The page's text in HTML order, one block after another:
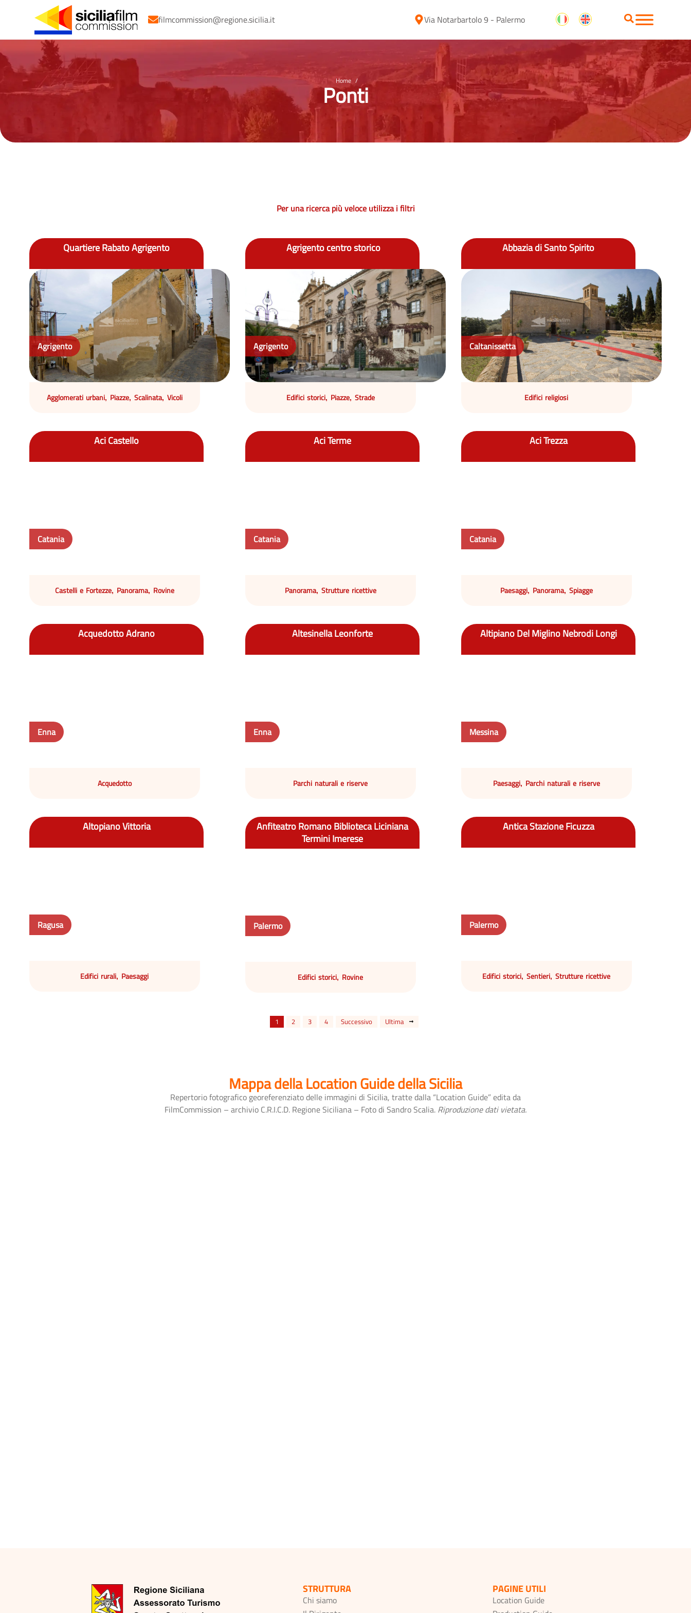
filmcommission@regione.sicilia.it Via Notarbartolo 9 - Palermo
Home /
Ponti
Per una ricerca più veloce utilizza i filtri
Quartiere Rabato Agrigento
Agrigento
Agglomerati urbani, Piazze, Scalinata, Vicoli
Agrigento centro storico
Agrigento
Edifici storici, Piazze, Strade
Abbazia di Santo Spirito
Caltanissetta
Edifici religiosi
Aci Castello
Catania
Castelli e Fortezze, Panorama, Rovine
Aci Terme
Catania
Panorama, Strutture ricettive
Aci Trezza
Catania
Paesaggi, Panorama, Spiagge
Acquedotto Adrano
Enna
Acquedotto
Altesinella Leonforte
Enna
Parchi naturali e riserve
Altipiano Del Miglino Nebrodi Longi
Messina
Paesaggi, Parchi naturali e riserve
Altopiano Vittoria
Ragusa
Edifici rurali, Paesaggi
Anfiteatro Romano Biblioteca Liciniana
Termini Imerese
Palermo
Edifici storici, Rovine
Antica Stazione Ficuzza
Palermo
Edifici storici,Sentieri,Strutture ricettive
1 2 3 4 Successivo Ultima
Mappa della Location Guide della Sicilia
Repertorio fotografico georeferenziato delle immagini di Sicilia, tratte dalla “Location Guide” edita da
FilmCommission – archivio C.R.I.C.D. Regione Siciliana – Foto di Sandro Scalia. Riproduzione dati vietata.
STRUTTURA
Chi siamo
PAGINE UTILI
Location Guide